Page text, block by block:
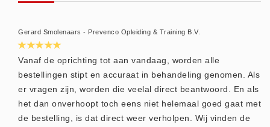
Privacy
Retourneren
Algemene Voorwaarden
Vacatures
Winkel
Gerard Smolenaars - Prevenco Opleiding & Training B.V.
Vanaf de oprichting tot aan vandaag, worden alle
bestellingen stipt en accuraat in behandeling genomen. Als
er vragen zijn, worden die veelal direct beantwoord. En als
het dan onverhoopt toch eens niet helemaal goed gaat met
de bestelling, is dat direct weer verholpen. Wij vinden de